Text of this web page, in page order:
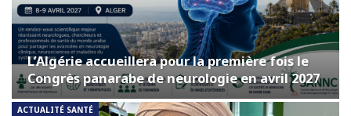
L’Algérie accueillera pour la première fois le
Congrès panarabe de neurologie en avril 2027
ACTUALITÉ SANTÉ